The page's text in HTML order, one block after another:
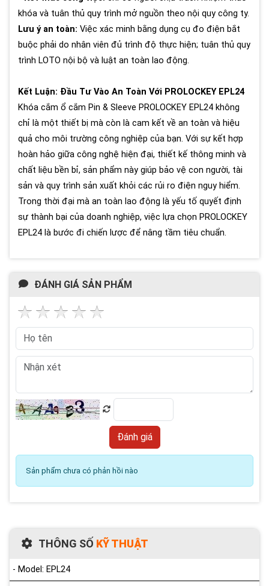
khóa và tuân thủ quy trình mở nguồn theo nội quy công ty.
Lưu ý an toàn: Việc xác minh bằng dụng cụ đo điện bắt
buộc phải do nhân viên đủ trình độ thực hiện; tuân thủ quy
trình LOTO nội bộ và luật an toàn lao động.
Kết Luận: Đầu Tư Vào An Toàn Với PROLOCKEY EPL24
Khóa cắm ổ cắm Pin & Sleeve PROLOCKEY EPL24 không
chỉ là một thiết bị mà còn là cam kết về an toàn và hiệu
quả cho môi trường công nghiệp của bạn. Với sự kết hợp
hoàn hảo giữa công nghệ hiện đại, thiết kế thông minh và
chất liệu bền bỉ, sản phẩm này giúp bảo vệ con người, tài
sản và quy trình sản xuất khỏi các rủi ro điện nguy hiểm.
Trong thời đại mà an toàn lao động là yếu tố quyết định
sự thành bại của doanh nghiệp, việc lựa chọn PROLOCKEY
EPL24 là bước đi chiến lược để nâng tầm tiêu chuẩn.
ĐÁNH GIÁ SẢN PHẨM
Sản phẩm chưa có phản hồi nào
THÔNG SỐ KỸ THUẬT
- Model: EPL24